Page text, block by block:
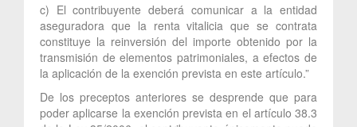
c) El contribuyente deberá comunicar a la entidad
aseguradora que la renta vitalicia que se contrata
constituye la reinversión del importe obtenido por la
transmisión de elementos patrimoniales, a efectos de
la aplicación de la exención prevista en este artículo.”
De los preceptos anteriores se desprende que para
poder aplicarse la exención prevista en el artículo 38.3